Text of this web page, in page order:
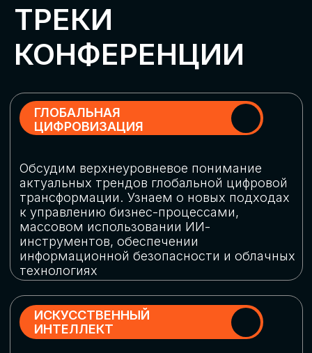
Выясним, как в наши дни уверенно
защищать свой бизнес от киберугроз
ЦИФРОВИЗАЦИЯ
МАРКЕТИНГА И ПРОДАЖ
Обменяемся опытом, какие ИИ-решения
в маркетинге и продажах наиболее
рекламными кампаниями показывают
наибольшую эффективность
РОБОТИЗАЦИЯ
Узнаем, в каких отраслях ИИ
«материализуется», какие роботы
решают сложные бизнес-задачи, а где
только обсуждают концепции
роботизации и потенциальные бюджеты
на тестирование образцов